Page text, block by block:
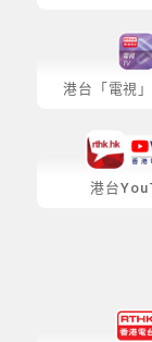
港台「電視
港台